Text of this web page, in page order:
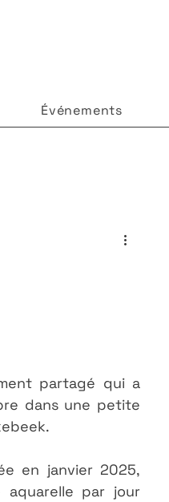
Événements
partagé qui a
dans une petite
en janvier 2025,
aquarelle par jour